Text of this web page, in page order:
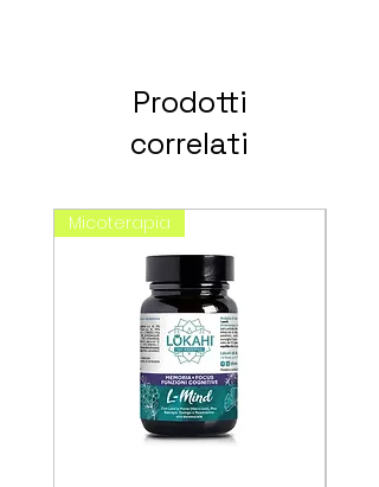
Prodotti
correlati
Micoterapia